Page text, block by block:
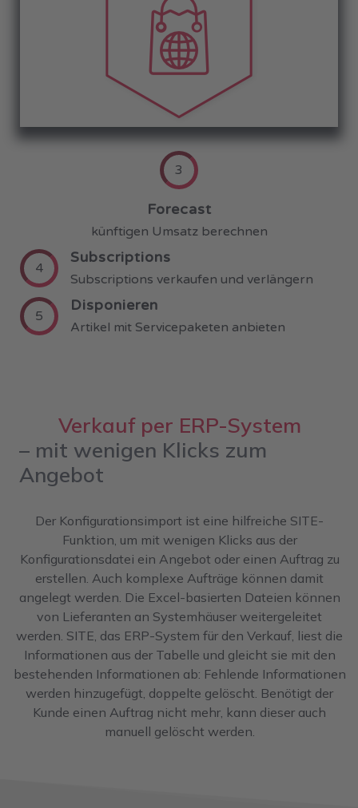
3
Forecast
künftigen Umsatz berechnen
4
Subscriptions
Subscriptions verkaufen und verlängern
5
Disponieren
Artikel mit Servicepaketen anbieten
Verkauf per ERP-System
– mit wenigen Klicks zum
Angebot
Der Konfigurationsimport ist eine hilfreiche SITE-
Funktion, um mit wenigen Klicks aus der
Konfigurationsdatei ein Angebot oder einen Auftrag zu
erstellen. Auch komplexe Aufträge können damit
angelegt werden. Die Excel-basierten Dateien können
von Lieferanten an Systemhäuser weitergeleitet
werden. SITE, das ERP-System für den Verkauf, liest die
Informationen aus der Tabelle und gleicht sie mit den
bestehenden Informationen ab: Fehlende Informationen
werden hinzugefügt, doppelte gelöscht. Benötigt der
Kunde einen Auftrag nicht mehr, kann dieser auch
manuell gelöscht werden.